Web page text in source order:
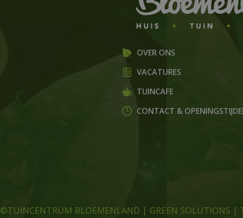
OVER ONS
VACATURES
TUINCAFE
CONTACT &
©TUINCENTRUM BLOEMENLAND | GREEN SOLUTIONS |